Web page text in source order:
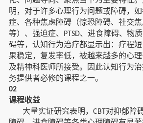
明，对于许多心理行为问题或障碍，
症、各种焦虑障碍（惊恐障碍、社交
等）、强迫症、 PTSD、进食障碍、物
碍等，认知行为治疗都显示出：疗程
果稳定，复发率低，被越来越多的心
及精神科医师所接受。因此认知行为
务提供者必修的课程之一。
02
课程收益
大量实证研究表明， CBT对抑郁障